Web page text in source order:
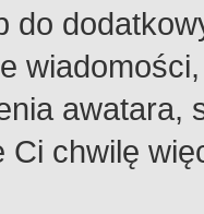
do
Ci chwilę